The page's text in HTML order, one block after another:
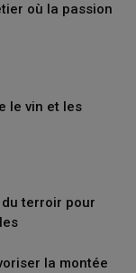
où la passion
le vin et les
terroir pour
la montée